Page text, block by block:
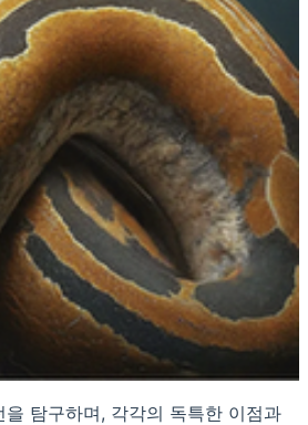
탐구하며, 각각의 독특한 이점과